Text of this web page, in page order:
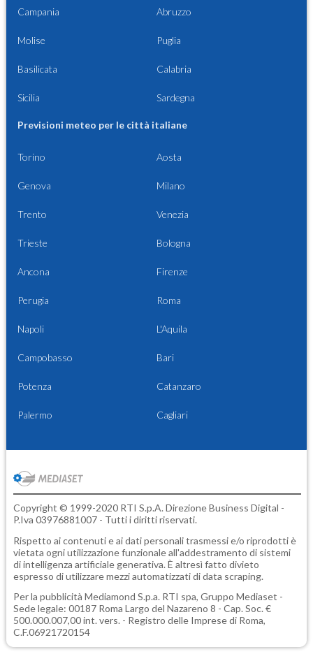
Campania Abruzzo
Molise Puglia
Basilicata Calabria
Sicilia Sardegna
Previsioni meteo per le città italiane
Torino Aosta
Genova Milano
Trento Venezia
Trieste Bologna
Ancona Firenze
Perugia Roma
Napoli L'Aquila
Campobasso Bari
Potenza Catanzaro
Palermo Cagliari
Copyright © 1999-2020 RTI S.p.A. Direzione Business Digital -
P.Iva 03976881007 - Tutti i diritti riservati.
Rispetto ai contenuti e ai dati personali trasmessi e/o riprodotti è
vietata ogni utilizzazione funzionale all'addestramento di sistemi
di intelligenza artificiale generativa. È altresì fatto divieto
espresso di utilizzare mezzi automatizzati di data scraping.
Per la pubblicità Mediamond S.p.a. RTI spa, Gruppo Mediaset -
Sede legale: 00187 Roma Largo del Nazareno 8 - Cap. Soc. €
500.000.007,00 int. vers. - Registro delle Imprese di Roma,
C.F.06921720154